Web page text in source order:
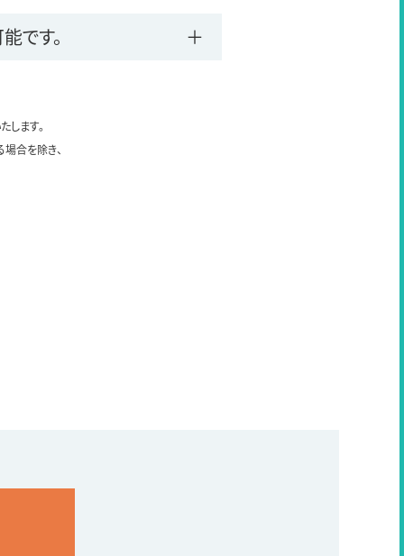
です。
ます。
合を除き、